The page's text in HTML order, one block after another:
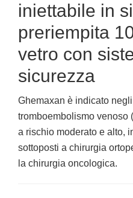
iniettabile in
preriempita
vetro con
sicurezza
Ghemaxan è indicato
tromboembolismo venoso
a rischio moderato e alto,
sottoposti a chirurgia
la chirurgia oncologica.